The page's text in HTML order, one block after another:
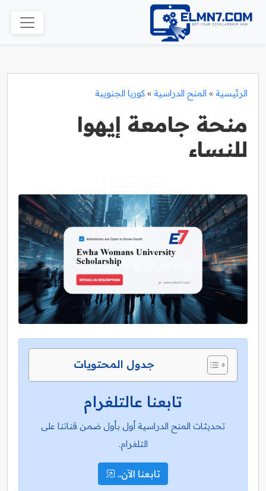
الرئيسية » المنح الدراسية » كوريا الجنويبة
منحة جامعة إيهوا
للنساء
جدول المحتويات
تابعنا عالتلغرام
تحديثات المنح الدراسية أول بأول ضمن قناتنا على
التلغرام.
تابعنا الآن..